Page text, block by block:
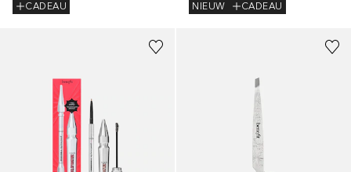
CADEAU
NIEUW
CADEAU